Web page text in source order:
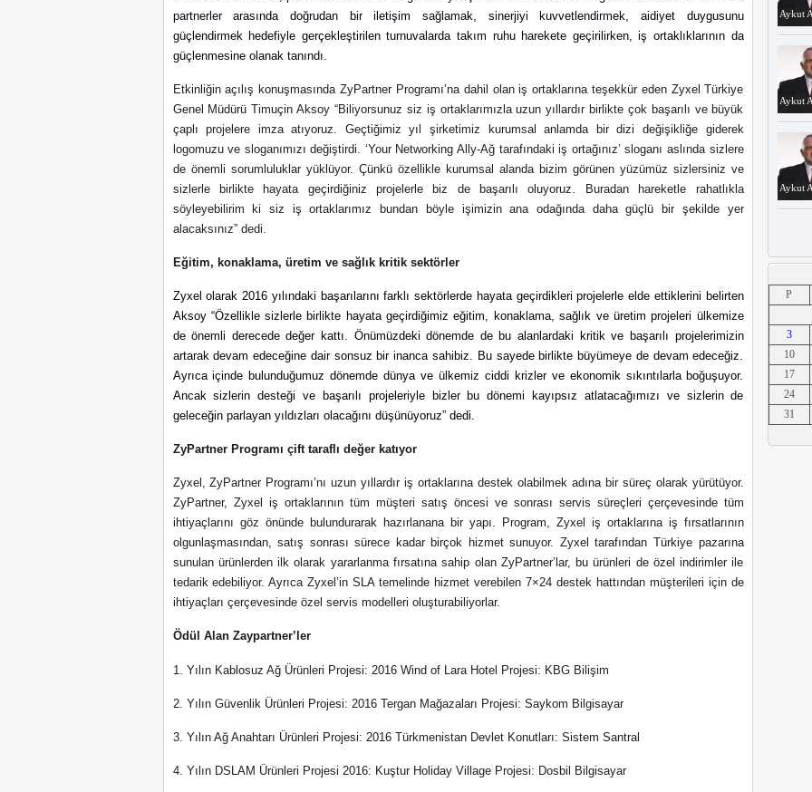
partnerler arasında doğrudan bir iletişim sağlamak, sinerjiyi kuvvetlendirmek, aidiyet duygusunu
güçlendirmek hedefiyle gerçekleştirilen turnuvalarda takım ruhu harekete geçirilirken, iş ortaklıklarının da
güçlenmesine olanak tanındı.
Etkinliğin açılış konuşmasında ZyPartner Programı’na dahil olan iş ortaklarına teşekkür eden Zyxel Türkiye
Genel Müdürü Timuçin Aksoy “Biliyorsunuz siz iş ortaklarımızla uzun yıllardır birlikte çok başarılı ve büyük
çaplı projelere imza atıyoruz. Geçtiğimiz yıl şirketimiz kurumsal anlamda bir dizi değişikliğe giderek
logomuzu ve sloganımızı değiştirdi. ‘Your Networking Ally-Ağ tarafındaki iş ortağınız’ sloganı aslında sizlere
de önemli sorumluluklar yüklüyor. Çünkü özellikle kurumsal alanda bizim görünen yüzümüz sizlersiniz ve
sizlerle birlikte hayata geçirdiğiniz projelerle biz de başarılı oluyoruz. Buradan hareketle rahatlıkla
söyleyebilirim ki siz iş ortaklarımız bundan böyle işimizin ana odağında daha güçlü bir şekilde yer
alacaksınız” dedi.
Eğitim, konaklama, üretim ve sağlık kritik sektörler
Zyxel olarak 2016 yılındaki başarılarını farklı sektörlerde hayata geçirdikleri projelerle elde ettiklerini belirten
Aksoy “Özellikle sizlerle birlikte hayata geçirdiğimiz eğitim, konaklama, sağlık ve üretim projeleri ülkemize
de önemli derecede değer kattı. Önümüzdeki dönemde de bu alanlardaki kritik ve başarılı projelerimizin
artarak devam edeceğine dair sonsuz bir inanca sahibiz. Bu sayede birlikte büyümeye de devam edeceğiz.
Ayrıca içinde bulunduğumuz dönemde dünya ve ülkemiz ciddi krizler ve ekonomik sıkıntılarla boğuşuyor.
Ancak sizlerin desteği ve başarılı projeleriyle bizler bu dönemi kayıpsız atlatacağımızı ve sizlerin de
geleceğin parlayan yıldızları olacağını düşünüyoruz” dedi.
ZyPartner Programı çift taraflı değer katıyor
Zyxel, ZyPartner Programı’nı uzun yıllardır iş ortaklarına destek olabilmek adına bir süreç olarak yürütüyor.
ZyPartner, Zyxel iş ortaklarının tüm müşteri satış öncesi ve sonrası servis süreçleri çerçevesinde tüm
ihtiyaçlarını göz önünde bulundurarak hazırlanana bir yapı. Program, Zyxel iş ortaklarına iş fırsatlarının
olgunlaşmasından, satış sonrası sürece kadar birçok hizmet sunuyor. Zyxel tarafından Türkiye pazarına
sunulan ürünlerden ilk olarak yararlanma fırsatına sahip olan ZyPartner’lar, bu ürünleri de özel indirimler ile
tedarik edebiliyor. Ayrıca Zyxel’in SLA temelinde hizmet verebilen 7×24 destek hattından müşterileri için de
ihtiyaçları çerçevesinde özel servis modelleri oluşturabiliyorlar.
Ödül Alan Zaypartner’ler
1. Yılın Kablosuz Ağ Ürünleri Projesi: 2016 Wind of Lara Hotel Projesi: KBG Bilişim
2. Yılın Güvenlik Ürünleri Projesi: 2016 Tergan Mağazaları Projesi: Saykom Bilgisayar
3. Yılın Ağ Anahtarı Ürünleri Projesi: 2016 Türkmenistan Devlet Konutları: Sistem Santral
4. Yılın DSLAM Ürünleri Projesi 2016: Kuştur Holiday Village Projesi: Dosbil Bilgisayar
Aykut
Aykut
Aykut
Erkut
Erkut
P
3
10
17
24
31